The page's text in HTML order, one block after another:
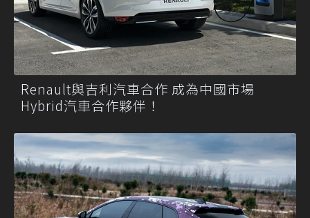
Renault與吉利汽車合作 成為中國市場
Hybrid汽車合作夥伴！